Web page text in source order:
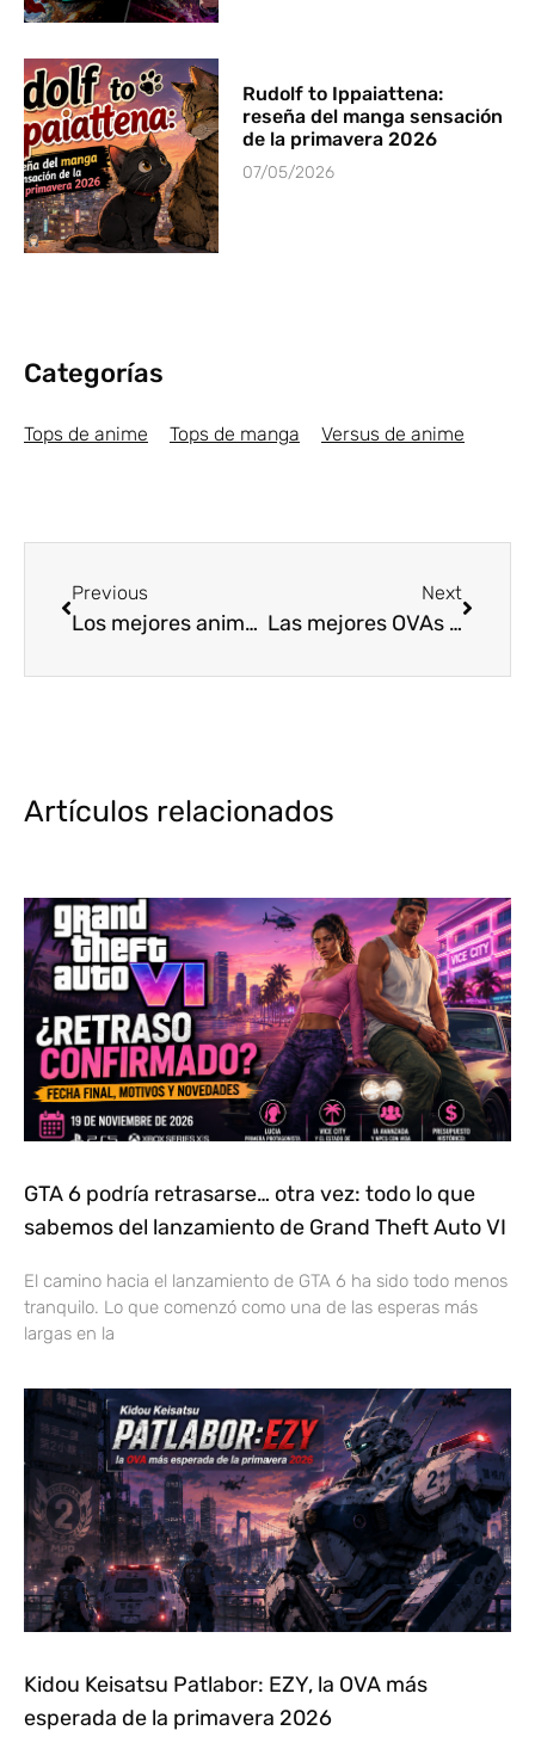
Rudolf to Ippaiattena:
reseña del manga sensación
de la primavera 2026
07/05/2026
Categorías
Tops de anime Tops de manga Versus de anime
Previous
Los mejores animes de 2018 [Top10]
Next
Las mejores OVAs del 2018 [Top5]
Artículos relacionados
GTA 6 podría retrasarse… otra vez: todo lo que
sabemos del lanzamiento de Grand Theft Auto VI
El camino hacia el lanzamiento de GTA 6 ha sido todo menos
tranquilo. Lo que comenzó como una de las esperas más
largas en la
Kidou Keisatsu Patlabor: EZY, la OVA más
esperada de la primavera 2026